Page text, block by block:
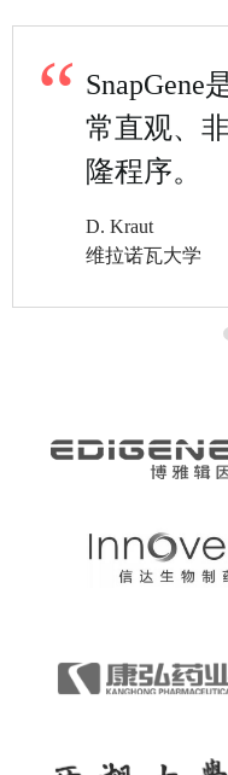
SnapGene
常直观、
隆程序。
D. Kraut
维拉诺瓦大学